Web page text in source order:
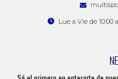
Lue a Vie de 10:00